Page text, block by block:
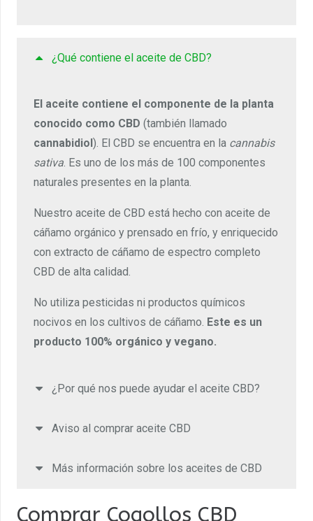
¿Qué contiene el aceite de CBD?
El aceite contiene el componente de la planta
conocido como CBD (también llamado
cannabidiol ). El CBD se encuentra en la cannabis
sativa. Es uno de los más de 100 componentes
naturales presentes en la planta.
Nuestro aceite de CBD está hecho con aceite de
cáñamo orgánico y prensado en frío, y enriquecido
con extracto de cáñamo de espectro completo
CBD de alta calidad.
No utiliza pesticidas ni productos químicos
nocivos en los cultivos de cáñamo. Este es un
producto 100% orgánico y vegano.
¿Por qué nos puede ayudar el aceite CBD?
Aviso al comprar aceite CBD
Más información sobre los aceites de CBD
Comprar Cogollos CBD